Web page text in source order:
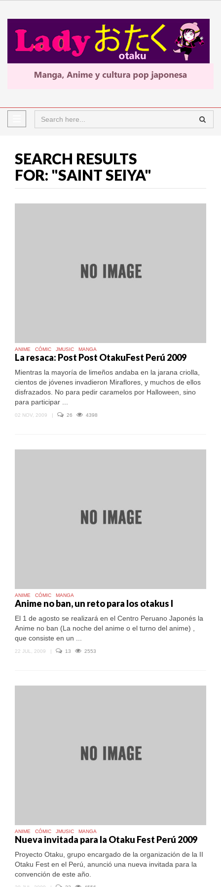
SEARCH RESULTS
FOR: "SAINT SEIYA"
ANIME CÓMIC JMUSIC MANGA
La resaca: Post Post OtakuFest Perú 2009
Mientras la mayoría de limeños andaba en la jarana criolla,
cientos de jóvenes invadieron Miraflores, y muchos de ellos
disfrazados. No para pedir caramelos por Halloween, sino
para participar ...
02 NOV, 2009 | 26 4398
ANIME CÓMIC MANGA
Anime no ban, un reto para los otakus I
El 1 de agosto se realizará en el Centro Peruano Japonés la
Anime no ban (La noche del anime o el turno del anime) ,
que consiste en un ...
22 JUL, 2009 | 13 2553
ANIME CÓMIC JMUSIC MANGA
Nueva invitada para la Otaku Fest Perú 2009
Proyecto Otaku, grupo encargado de la organización de la II
Otaku Fest en el Perú, anunció una nueva invitada para la
convención de este año.